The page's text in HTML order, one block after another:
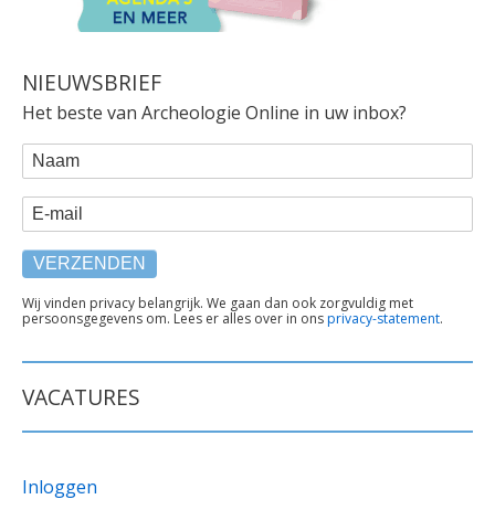
NIEUWSBRIEF
Het beste van Archeologie Online in uw inbox?
WEBFORM
Naam
E-mail
TEKST
ONDER
Wij vinden privacy belangrijk. We gaan dan ook zorgvuldig met
persoonsgegevens om. Lees er alles over in onsprivacy-statement.
VACATURES
Inloggen